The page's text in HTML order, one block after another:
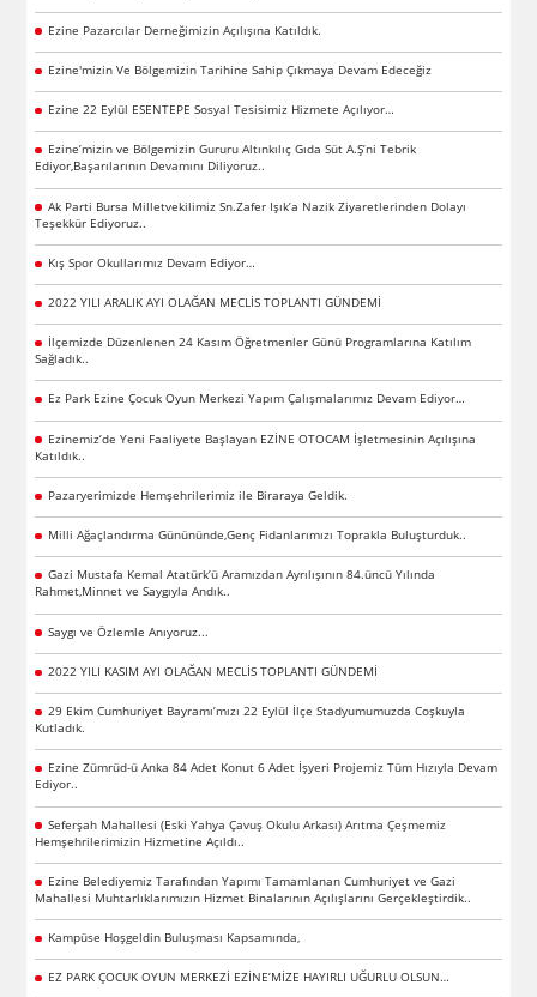
Ezine Pazarcılar Derneğimizin Açılışına Katıldık.
Ezine'mizin Ve Bölgemizin Tarihine Sahip Çıkmaya Devam Edeceğiz
Ezine 22 Eylül ESENTEPE Sosyal Tesisimiz Hizmete Açılıyor…
Ezine’mizin ve Bölgemizin Gururu Altınkılıç Gıda Süt A.Ş’ni Tebrik
Ediyor,Başarılarının Devamını Diliyoruz..
Ak Parti Bursa Milletvekilimiz Sn.Zafer Işık’a Nazik Ziyaretlerinden Dolayı
Teşekkür Ediyoruz..
Kış Spor Okullarımız Devam Ediyor…
2022 YILI ARALIK AYI OLAĞAN MECLİS TOPLANTI GÜNDEMİ
İlçemizde Düzenlenen 24 Kasım Öğretmenler Günü Programlarına Katılım
Sağladık..
Ez Park Ezine Çocuk Oyun Merkezi Yapım Çalışmalarımız Devam Ediyor…
Ezinemiz’de Yeni Faaliyete Başlayan EZİNE OTOCAM İşletmesinin Açılışına
Katıldık..
Pazaryerimizde Hemşehrilerimiz ile Biraraya Geldik.
Milli Ağaçlandırma Günününde,Genç Fidanlarımızı Toprakla Buluşturduk..
Gazi Mustafa Kemal Atatürk’ü Aramızdan Ayrılışının 84.üncü Yılında
Rahmet,Minnet ve Saygıyla Andık..
Saygı ve Özlemle Anıyoruz...
2022 YILI KASIM AYI OLAĞAN MECLİS TOPLANTI GÜNDEMİ
29 Ekim Cumhuriyet Bayramı’mızı 22 Eylül İlçe Stadyumumuzda Coşkuyla
Kutladık.
Ezine Zümrüd-ü Anka 84 Adet Konut 6 Adet İşyeri Projemiz Tüm Hızıyla Devam
Ediyor..
Seferşah Mahallesi (Eski Yahya Çavuş Okulu Arkası) Arıtma Çeşmemiz
Hemşehrilerimizin Hizmetine Açıldı..
Ezine Belediyemiz Tarafından Yapımı Tamamlanan Cumhuriyet ve Gazi
Mahallesi Muhtarlıklarımızın Hizmet Binalarının Açılışlarını Gerçekleştirdik..
Kampüse Hoşgeldin Buluşması Kapsamında,
EZ PARK ÇOCUK OYUN MERKEZİ EZİNE’MİZE HAYIRLI UĞURLU OLSUN…